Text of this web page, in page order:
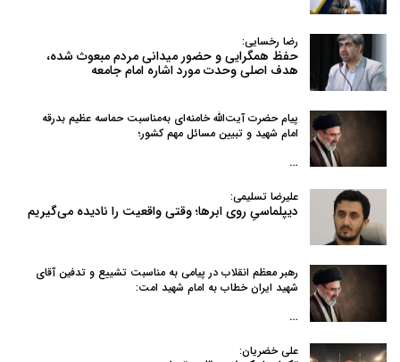
رضا رخسایی:
حفظ همگرایی و حضور میدانی مردم مبعوث شده،
هدف اصلی وحدت مورد اشاره امام جامعه
پیام حضرت آیت‌الله خامنه‌ای به‌مناسبت حماسه عظیم بدرقه
امام شهید و تبیین مسائل مهم کشور؛
…
علیرضا تسلیمی:
دیپلماسیِ روی ابرها؛ وقتی واقعیت را نادیده می‌گیریم
رهبر معظم انقلاب در پیامی به‌ مناسبت تشییع و تدفین آقای
شهید ایران خطاب به امام شهید امت:
…
علی خضریان: